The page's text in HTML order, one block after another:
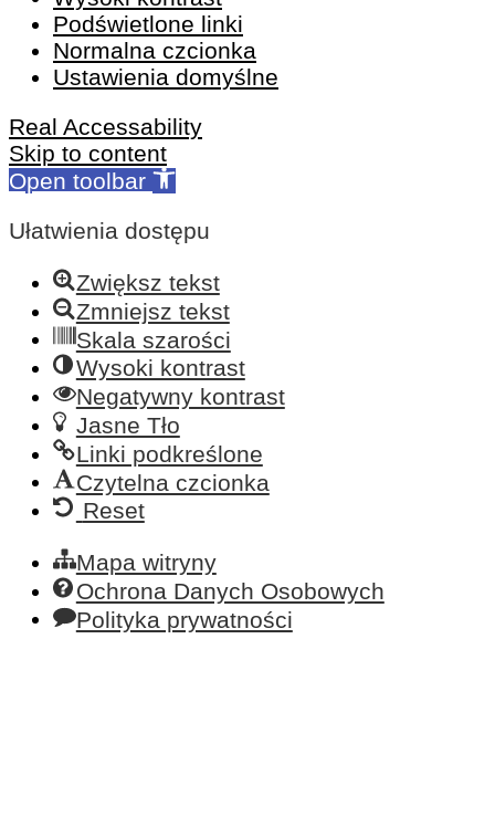
Podświetlone linki
Normalna czcionka
Ustawienia domyślne
Real Accessability
Skip to content
Open toolbar
Ułatwienia dostępu
Zwiększ tekst
Zmniejsz tekst
Skala szarości
Wysoki kontrast
Negatywny kontrast
Jasne Tło
Linki podkreślone
Czytelna czcionka
Reset
Mapa witryny
Ochrona Danych Osobowych
Polityka prywatności